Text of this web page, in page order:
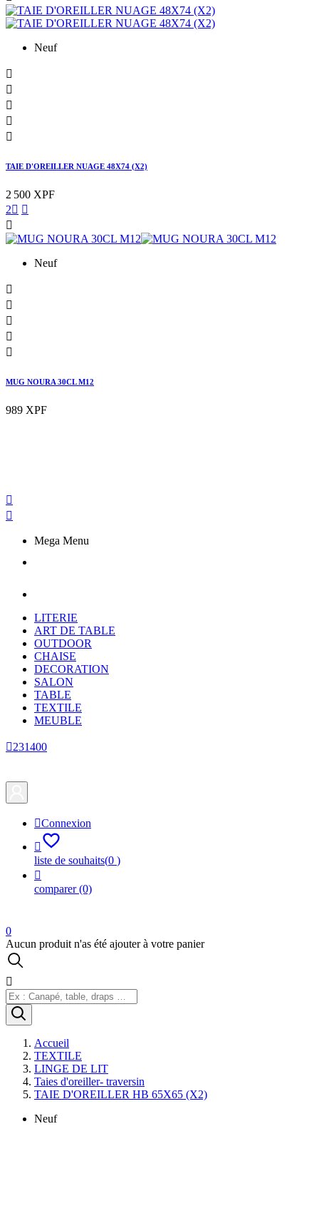
Neuf





TAIE D'OREILLER NUAGE 48X74 (X2)
2 500 XPF
2 

Neuf





MUG NOURA 30CL M12
989 XPF


Mega Menu
LITERIE
ART DE TABLE
OUTDOOR
CHAISE
DECORATION
SALON
TABLE
TEXTILE
MEUBLE
231400
Connexion

liste de souhaits(0 )

comparer(0)
0
Aucun produit n'as été ajouter à votre panier

Accueil
TEXTILE
LINGE DE LIT
Taies d'oreiller- traversin
TAIE D'OREILLER HB 65X65 (X2)
Neuf